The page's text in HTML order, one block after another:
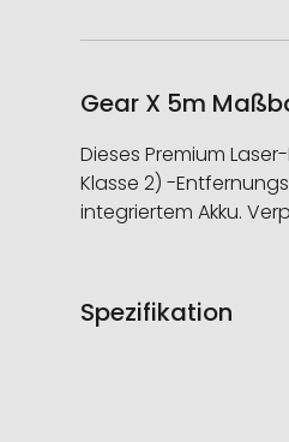
Gear X 5m
Dieses Premium
Klasse 2) -
integriertem Akku.
Spezifikation